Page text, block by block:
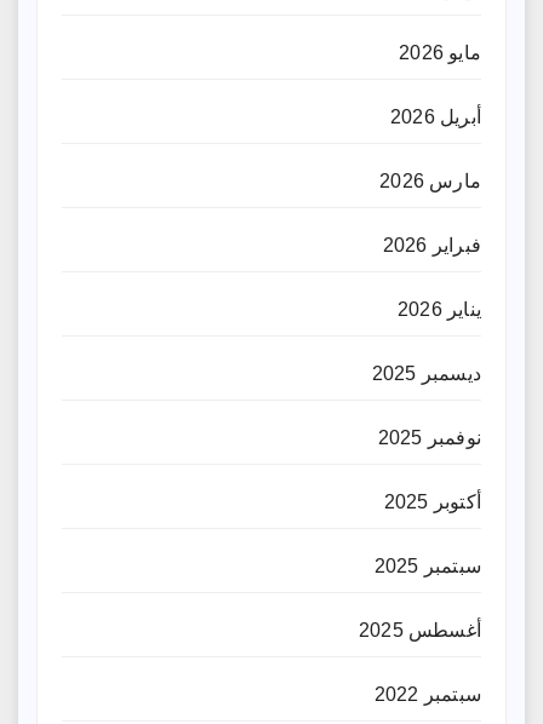
مايو 2026
أبريل 2026
مارس 2026
فبراير 2026
يناير 2026
ديسمبر 2025
نوفمبر 2025
أكتوبر 2025
سبتمبر 2025
أغسطس 2025
سبتمبر 2022